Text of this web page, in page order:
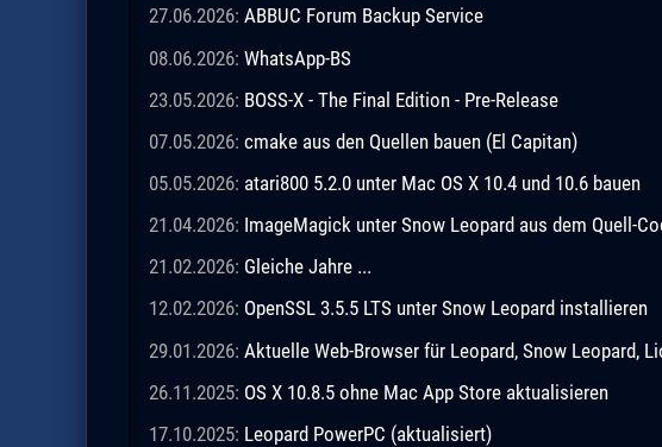
27.06.2026: ABBUC Forum Backup Service
08.06.2026: WhatsApp-BS
23.05.2026: BOSS-X - The Final Edition - Pre-Release
07.05.2026: cmake aus den Quellen bauen (El Capitan)
05.05.2026: atari800 5.2.0 unter Mac OS X 10.4 und 10.6 bauen
21.04.2026: ImageMagick unter Snow Leopard aus dem Quell-
21.02.2026: Gleiche Jahre ...
12.02.2026: OpenSSL 3.5.5 LTS unter Snow Leopard installieren
29.01.2026: Aktuelle Web-Browser für Leopard, Snow Leopard,
26.11.2025: OS X 10.8.5 ohne Mac App Store aktualisieren
17.10.2025: Leopard PowerPC (aktualisiert)